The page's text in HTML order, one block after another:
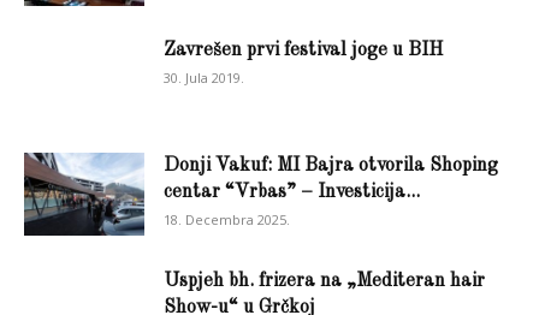
Zavrešen prvi festival joge u BIH
30. Jula 2019.
Donji Vakuf: MI Bajra otvorila Shoping
centar “Vrbas” – Investicija...
18. Decembra 2025.
Uspjeh bh. frizera na „Mediteran hair
Show-u“ u Grčkoj